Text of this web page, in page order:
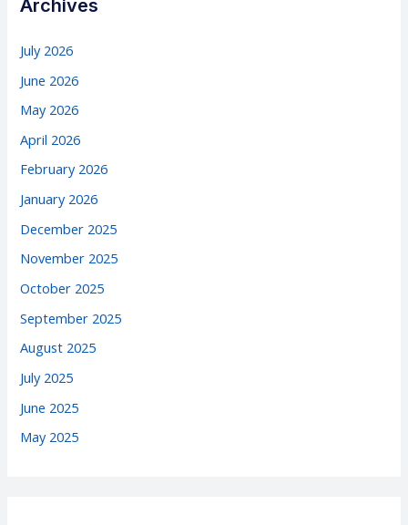
Archives
July 2026
June 2026
May 2026
April 2026
February 2026
January 2026
December 2025
November 2025
October 2025
September 2025
August 2025
July 2025
June 2025
May 2025